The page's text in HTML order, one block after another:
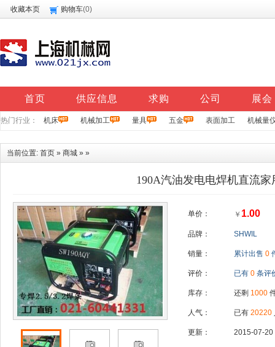
收藏本页 购物车(0)
首页 供应信息 求购 公司 展会
热门行业： 机床 机械加工 量具 五金 表面加工 机械量
当前位置: 首页 » 商城 » »
190A汽油发电电焊机直流家
单价： ￥ 1.00
品牌： SHWIL
销量： 累计出售 0
评价： 已有 0 条评
库存： 还剩 1000
人气： 已有 20220
更新： 2015-07-20